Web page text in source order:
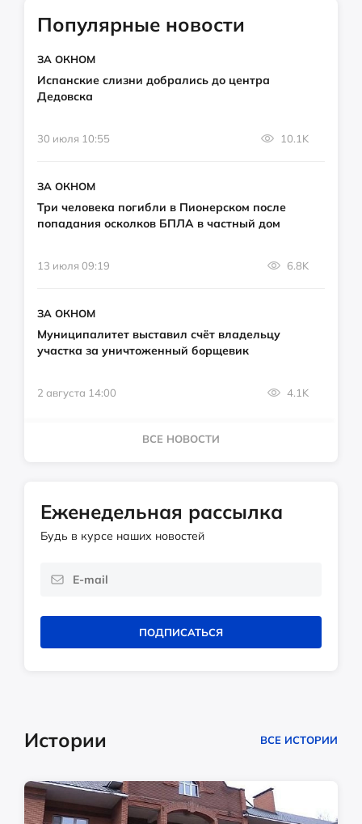
Популярные новости
ЗА ОКНОМ
Испанские слизни добрались до центра
Дедовска
30 июля 10:55 10.1K
ЗА ОКНОМ
Три человека погибли в Пионерском после
попадания осколков БПЛА в частный дом
13 июля 09:19 6.8K
ЗА ОКНОМ
Муниципалитет выставил счёт владельцу
участка за уничтоженный борщевик
2 августа 14:00 4.1K
ВСЕ НОВОСТИ
Еженедельная рассылка
Будь в курсе наших новостей
ПОДПИСАТЬСЯ
Истории ВСЕ ИСТОРИИ